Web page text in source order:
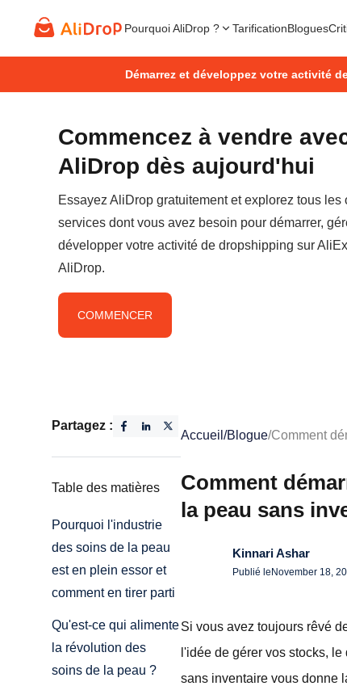
Pourquoi AliDrop ? TarificationBlogues
Démarrez et développez votre activité
Commencez à vendre
AliDrop dès aujourd'hui
Essayez AliDrop gratuitement et explorez tous les
services dont vous avez besoin pour démarrer,
développer votre activité de dropshipping sur
AliDrop.
COMMENCER
Partagez :
Table des matières
Pourquoi l'industrie
des soins de la peau
est en plein essor et
comment en tirer parti
Qu'est-ce qui alimente
la révolution des
soins de la peau ?
Accueil /Blogue/Comment
Comment
la peau sans
Kinnari Ashar
Publié le November 18,
Si vous avez toujours rêvé
l'idée de gérer vos stocks,
sans inventaire vous donne